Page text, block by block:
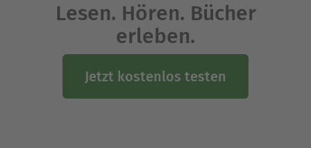
Lesen. Hören. Bücher
erleben.
Jetzt kostenlos testen